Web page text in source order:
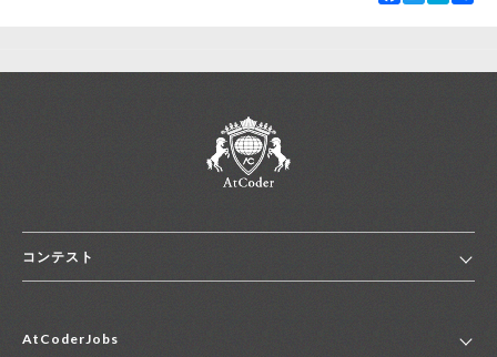
コンテスト
コンテスト一覧
AtCoderJobs